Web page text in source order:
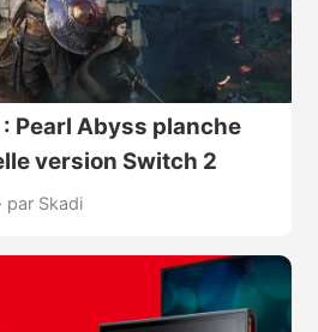
Pearl Abyss planche
version Switch 2
· par Skadi